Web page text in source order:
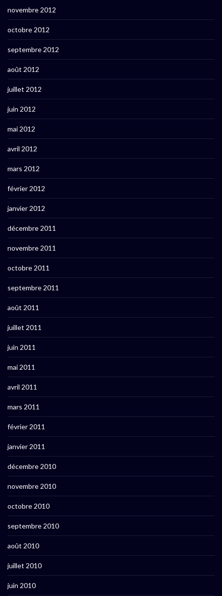
novembre 2012
octobre 2012
septembre 2012
août 2012
juillet 2012
juin 2012
mai 2012
avril 2012
mars 2012
février 2012
janvier 2012
décembre 2011
novembre 2011
octobre 2011
septembre 2011
août 2011
juillet 2011
juin 2011
mai 2011
avril 2011
mars 2011
février 2011
janvier 2011
décembre 2010
novembre 2010
octobre 2010
septembre 2010
août 2010
juillet 2010
juin 2010